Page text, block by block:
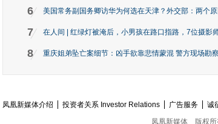
6 美国常务副国务卿访华为何选在天津？外交部：两个原
7 在人间 | 红绿灯被淹后，小男孩在路口指路，7位摄影
8 重庆姐弟坠亡案细节：凶手欲靠悲情蒙混 警方现场勘
凤凰新媒体介绍 投资者关系 Investor Relations 广告服务 诚
凤凰新媒体
版权